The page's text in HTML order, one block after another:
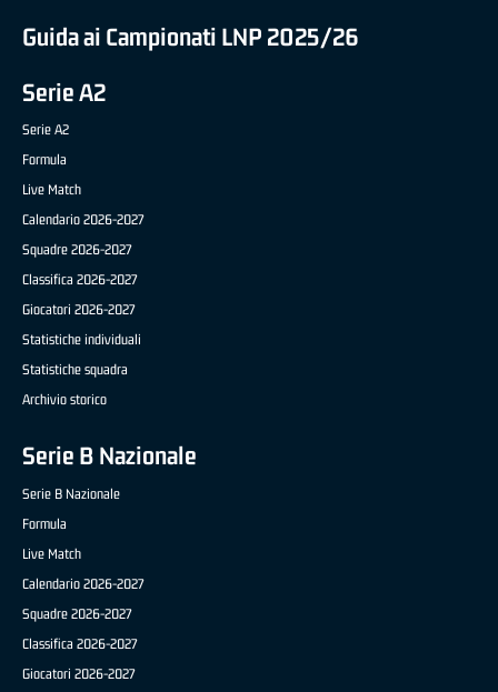
Guida ai Campionati LNP 2025/26
Serie A2
Serie A2
Formula
Live Match
Calendario 2026-2027
Squadre 2026-2027
Classifica 2026-2027
Giocatori 2026-2027
Statistiche individuali
Statistiche squadra
Archivio storico
Serie B Nazionale
Serie B Nazionale
Formula
Live Match
Calendario 2026-2027
Squadre 2026-2027
Classifica 2026-2027
Giocatori 2026-2027